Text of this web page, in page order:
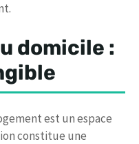
domicile :
est un espace
constitue une